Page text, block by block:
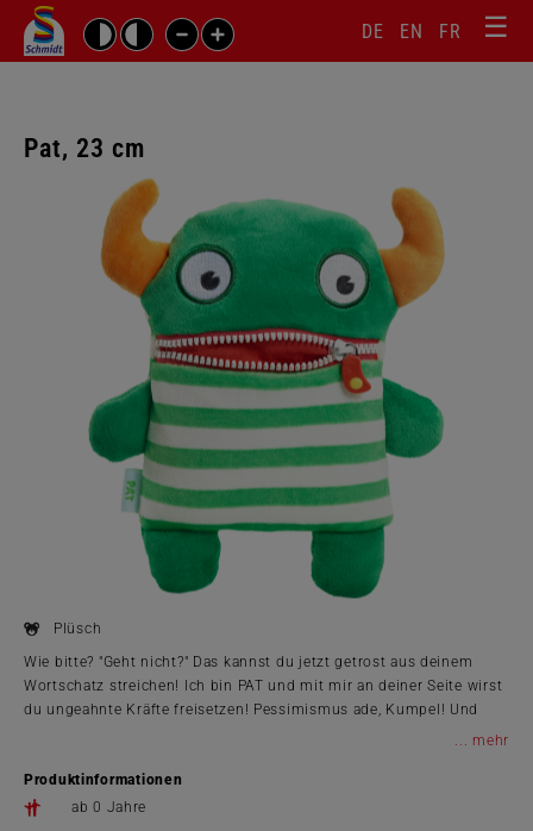
☰
DE EN FR
Suchbegriffe
Pat, 23 cm
überspringen
Plüsch
Wie bitte? "Geht nicht?" Das kannst du jetzt getrost aus deinem
Wortschatz streichen! Ich bin PAT und mit mir an deiner Seite wirst
du ungeahnte Kräfte freisetzen! Pessimismus ade, Kumpel! Und
falls dir doch mal die Knie schlackern – drück mich fest an dich,
...
Produktinformationen
ab 0 Jahre